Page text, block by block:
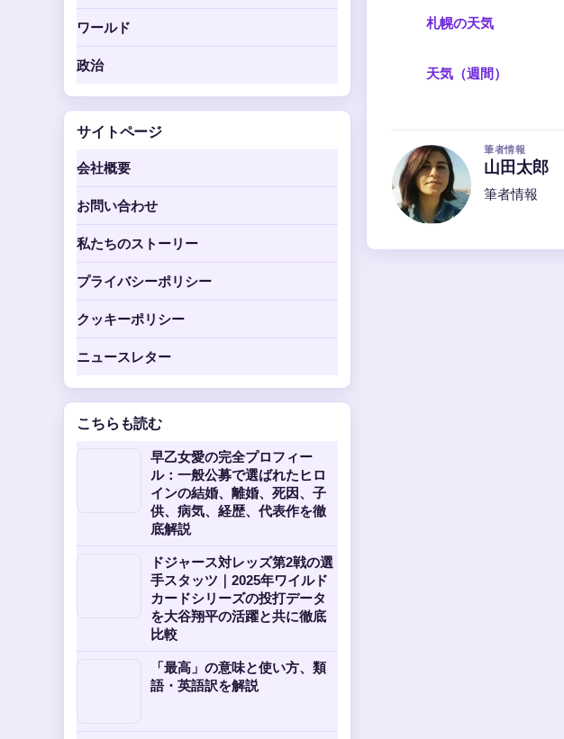
札幌の天気
天気（週間）
筆者情報
山田太郎
筆者情報
ワールド
政治
サイトページ
会社概要
お問い合わせ
私たちのストーリー
プライバシーポリシー
クッキーポリシー
ニュースレター
こちらも読む
早乙女愛の完全プロフィー
ル：一般公募で選ばれたヒロ
インの結婚、離婚、死因、子
供、病気、経歴、代表作を徹
底解説
ドジャース対レッズ第2戦の選
手スタッツ｜2025年ワイルド
カードシリーズの投打データ
を大谷翔平の活躍と共に徹底
比較
「最高」の意味と使い方、類
語・英語訳を解説